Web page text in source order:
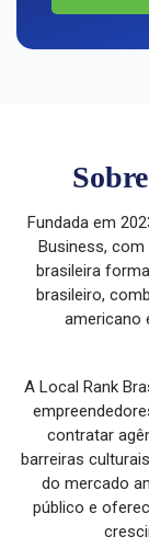
Fundada em
Business, com
brasileira
brasileiro,
americano
A Local Rank
contratar
barreiras
do mercado
público e